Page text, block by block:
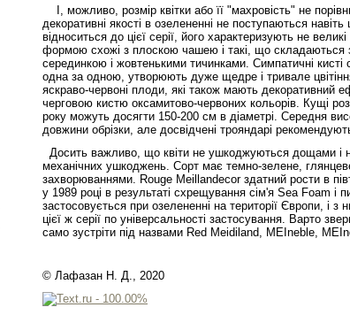
І, можливо, розмір квітки або її "махровість" не
декоративні якості в озелененні не поступаються
відноситься до цієї серії, його характеризують не
формою схожі з плоскою чашею і такі, що складаються
серединкою і жовтенькими тичинками. Симпатичні
одна за одною, утворюють дуже щедре і тривале
яскраво-червоні плоди, які також мають декоративний
черговою кистю оксамитово-червоних кольорів. Кущі
року можуть досягти 150-200 см в діаметрі. Середня
довжини обрізки, але досвідчені трояндарі
Досить важливо, що квіти не ушкоджуються дощами і
механічних ушкоджень. Сорт має темно-зелене,
захворюваннями. Rouge Meillandecor здатний рости в
у 1989 році в результаті схрещування сім'я Sea Foam і
застосовується при озелененні на території Європи, і
цієї ж серії по універсальності застосування. Варто
само зустріти під назвами Red Meidiland, MEIneble,
© Лафазан Н. Д., 2020